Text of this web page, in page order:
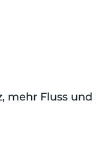
mehr Fluss